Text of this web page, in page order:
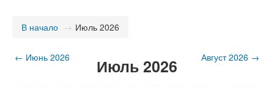
В начало → Июль 2026
← Июнь 2026 Июль 2026 Август 2026 →